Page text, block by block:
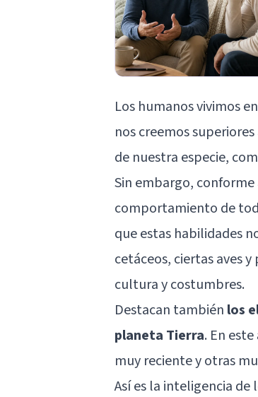
Los humanos vivimos
nos creemos
de nuestra especie,
Sin embargo,
comportamiento de
que estas habilidades
cetáceos, ciertas aves
cultura y costumbres.
Destacan también los
planeta Tierra. En
muy reciente y otras
Así es la inteligencia de